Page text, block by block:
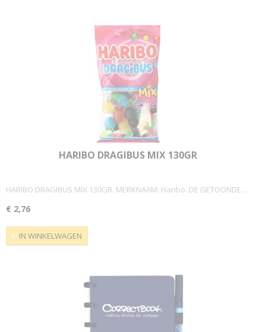
HARIBO DRAGIBUS MIX 130GR
HARIBO DRAGIBUS MIX 130GR. MERKNAAM: Haribo. DE GETOONDE…
€ 2,76
IN WINKELWAGEN